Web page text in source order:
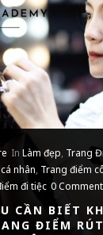
In Làm đẹp, Trang
nhân, Trang điểm
đi tiệc 0
CẦN BIẾT
ĐIỂM